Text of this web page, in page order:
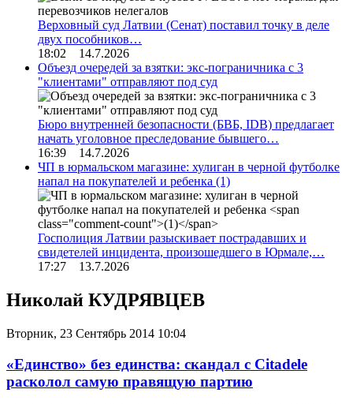
Верховный суд Латвии (Сенат) поставил точку в деле
двух пособников…
18:02 14.7.2026
Объезд очередей за взятки: экс-пограничника с 3
"клиентами" отправляют под суд
Бюро внутренней безопасности (БВБ, IDB) предлагает
начать уголовное преследование бывшего…
16:39 14.7.2026
ЧП в юрмальском магазине: хулиган в черной футболке
напал на покупателей и ребенка (1)
Госполиция Латвии разыскивает пострадавших и
свидетелей инцидента, произошедшего в Юрмале,…
17:27 13.7.2026
Николай КУДРЯВЦЕВ
Вторник, 23 Сентябрь 2014 10:04
«Единство» без единства: скандал с Citadele
расколол самую правящую партию